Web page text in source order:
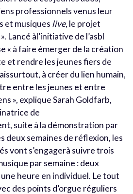
professionnels venus leur
et musiques live, le projet
Lancé àl’initiative de l’asbl
« à faire émerger de la création
et rendre les jeunes fiers de
à créer du lien humain,
entre les jeunes et entre
», explique Sarah Goldfarb,
de
suite à la démonstration par
deux semaines de réflexion, les
vont s’engagerà suivre trois
par semaine : deux
heure en individuel. Le tout
des points d’orgue réguliers